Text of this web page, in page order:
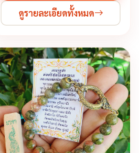
ดูรายละเอียดทั้งหมด